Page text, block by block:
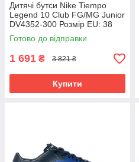
Дитячі бутси Nike Tiempo
Legend 10 Club FG/MG Junior
DV4352-300 Розмір EU: 38
Готово до відправки
1 691 ₴ 3 821 ₴
Купити